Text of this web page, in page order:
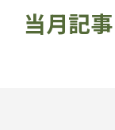
当月記